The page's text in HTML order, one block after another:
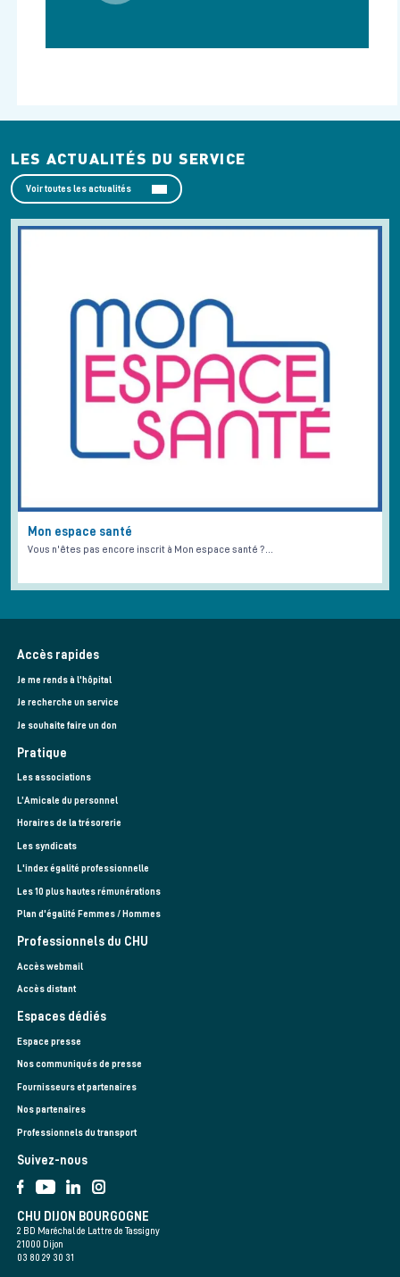
LES ACTUALITÉS DU SERVICE
Voir toutes les actualités
Mon espace santé
Vous n'êtes pas encore inscrit à Mon espace santé ?…
Accès rapides
Je me rends à l'hôpital
Je recherche un service
Je souhaite faire un don
Pratique
Les associations
L’Amicale du personnel
Horaires de la trésorerie
Les syndicats
L'index égalité professionnelle
Les 10 plus hautes rémunérations
Plan d'égalité Femmes / Hommes
Professionnels du CHU
Accès webmail
Accès distant
Espaces dédiés
Espace presse
Nos communiqués de presse
Fournisseurs et partenaires
Nos partenaires
Professionnels du transport
Suivez-nous
CHU DIJON BOURGOGNE
2 BD Maréchal de Lattre de Tassigny
21000 Dijon
03 80 29 30 31